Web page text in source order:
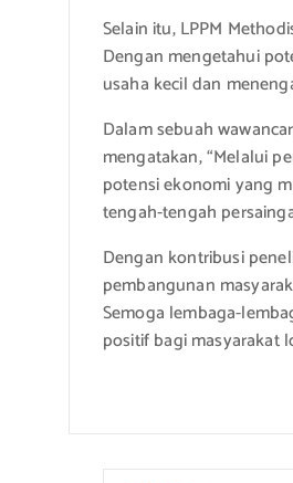
Selain itu, LPPM
Dengan mengetahui
usaha kecil dan
Dalam sebuah
mengatakan, “Melalui
potensi ekonomi yang
tengah-tengah
Dengan kontribusi
pembangunan
Semoga lembaga-
positif bagi masyarakat